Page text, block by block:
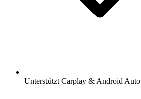
Unterstützt Carplay & Android Auto